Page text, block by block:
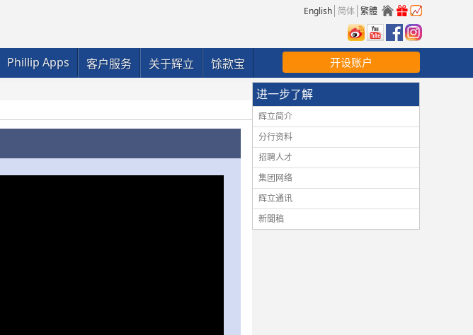
English 简体 繁體
Phillip Apps 客户服务 关于辉立 馀款宝 开设账户
进一步了解
辉立简介
分行资料
招聘人才
集团网络
辉立通讯
新聞稿